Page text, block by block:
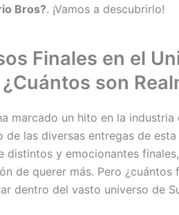
Bros?. ¡Vamos a descubrirlo!
Finales en el
son
marcado un hito en la industria
las diversas entregas de
y emocionantes finales,
de querer más. Pero ¿cuántos
dentro del vasto universo de